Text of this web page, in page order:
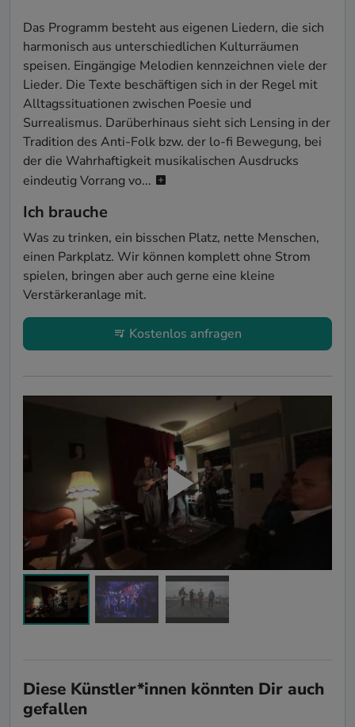
Das Programm besteht aus eigenen Liedern, die sich
harmonisch aus unterschiedlichen Kulturräumen
speisen. Eingängige Melodien kennzeichnen viele der
Lieder. Die Texte beschäftigen sich in der Regel mit
Alltagssituationen zwischen Poesie und
Surrealismus. Darüberhinaus sieht sich Lensing in der
Tradition des Anti-Folk bzw. der lo-fi Bewegung, bei
der die Wahrhaftigkeit musikalischen Ausdrucks
eindeutig Vorrang vo...
Ich brauche
Was zu trinken, ein bisschen Platz, nette Menschen,
einen Parkplatz. Wir können komplett ohne Strom
spielen, bringen aber auch gerne eine kleine
Verstärkeranlage mit.
Kostenlos anfragen
Diese Künstler*innen könnten Dir auch
gefallen